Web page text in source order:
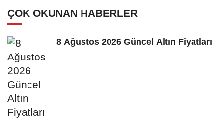
ÇOK OKUNAN HABERLER
8 Ağustos 2026 Güncel Altın Fiyatları